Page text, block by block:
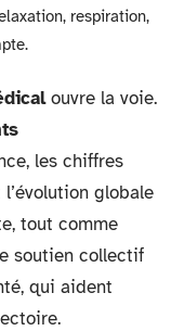
respiration,
ouvre la voie.
les chiffres
l’évolution globale
tout comme
soutien collectif
qui aident